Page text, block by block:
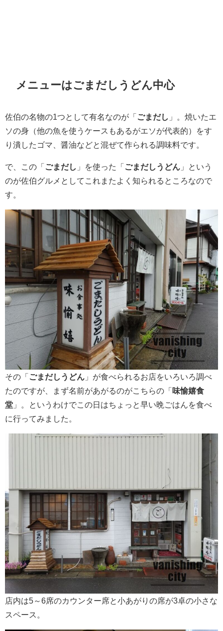
メニューはごまだしうどん中心
佐伯の名物の1つとして有名なのが「 ごまだし 」。焼いたエ
ソの身（他の魚を使うケースもあるがエソが代表的）をす
り潰したゴマ、醤油などと混ぜて作られる調味料です。
で、この「 ごまだし 」を使った「 ごまだしうどん 」という
のが佐伯グルメとしてこれまたよく知られるところなので
す。
その「 ごまだしうどん 」が食べられるお店をいろいろ調べ
たのですが、まず名前があがるのがこちらの「 味愉嬉食
堂 」。というわけでこの日はちょっと早い晩ごはんを食べ
に行ってみました。
店内は5～6席のカウンター席と小あがりの席が3卓の小さな
スペース。